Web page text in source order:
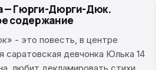
— Гюрги-Дюрги-Дюк.
содержание
- это повесть, в центре
саратовская девчонка Юлька 14